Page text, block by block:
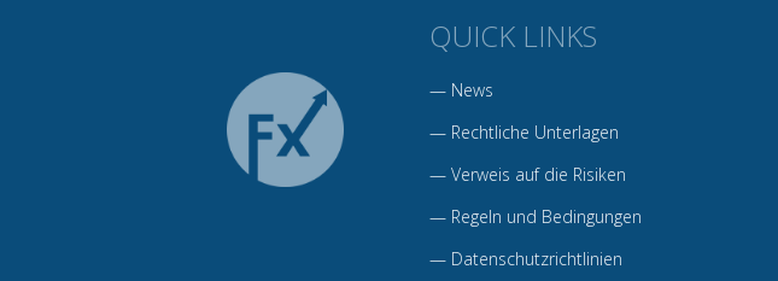
QUICK LINKS
— News
— Rechtliche Unterlagen
— Verweis auf die Risiken
— Regeln und Bedingungen
— Datenschutzrichtlinien